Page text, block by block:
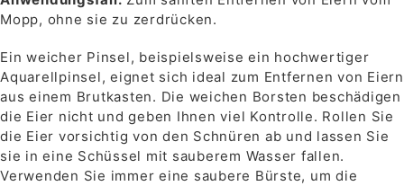
Mopp, ohne sie zu zerdrücken.
Ein weicher Pinsel, beispielsweise ein hochwertiger
Aquarellpinsel, eignet sich ideal zum Entfernen von Eiern
aus einem Brutkasten. Die weichen Borsten beschädigen
die Eier nicht und geben Ihnen viel Kontrolle. Rollen Sie
die Eier vorsichtig von den Schnüren ab und lassen Sie
sie in eine Schüssel mit sauberem Wasser fallen.
Verwenden Sie immer eine saubere Bürste, um die